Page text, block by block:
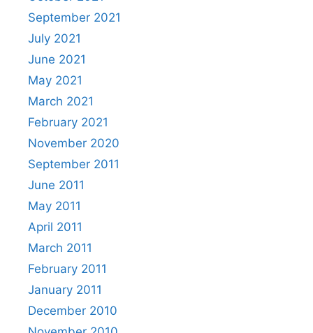
September 2021
July 2021
June 2021
May 2021
March 2021
February 2021
November 2020
September 2011
June 2011
May 2011
April 2011
March 2011
February 2011
January 2011
December 2010